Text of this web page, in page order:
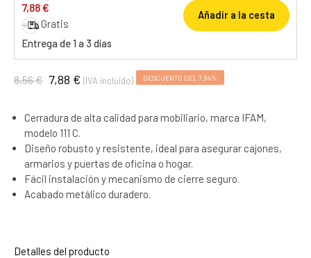
7,88 €
Gratis
Entrega de 1 a 3 días
Añadir a la cesta
8,56 € 7,88 € (IVA incluido) DESCUENTO DEL 7,94%
Cerradura de alta calidad para mobiliario, marca IFAM,
modelo 111 C.
Diseño robusto y resistente, ideal para asegurar cajones,
armarios y puertas de oficina o hogar.
Fácil instalación y mecanismo de cierre seguro.
Acabado metálico duradero.
Detalles del producto